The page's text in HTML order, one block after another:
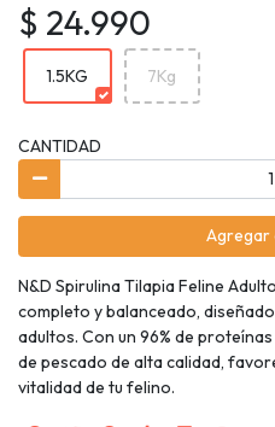
$ 24.990
1.5KG 7Kg
CANTIDAD
Agregar
N&D Spirulina Tilapia Feline
completo y balanceado,
adultos. Con un 96% de
de pescado de alta calidad,
vitalidad de tu felino.